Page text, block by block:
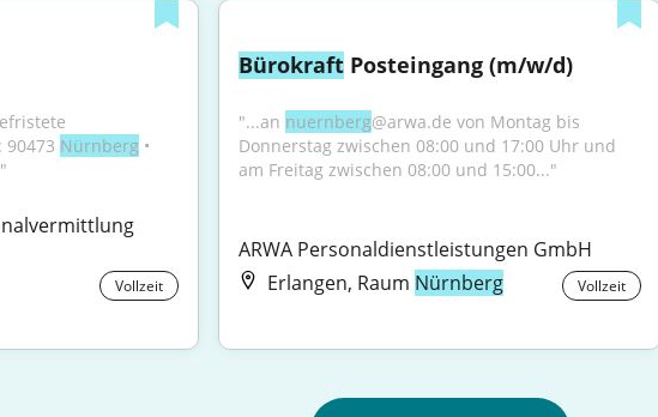
90473 Nürnberg •
Vollzeit
Bürokraft Posteingang (m/w/d)
"...an nuernberg@arwa.de von Montag bis
Donnerstag zwischen 08:00 und 17:00 Uhr und
am Freitag zwischen 08:00 und 15:00..."
ARWA Personaldienstleistungen GmbH
Erlangen, Raum Nürnberg Vollzeit